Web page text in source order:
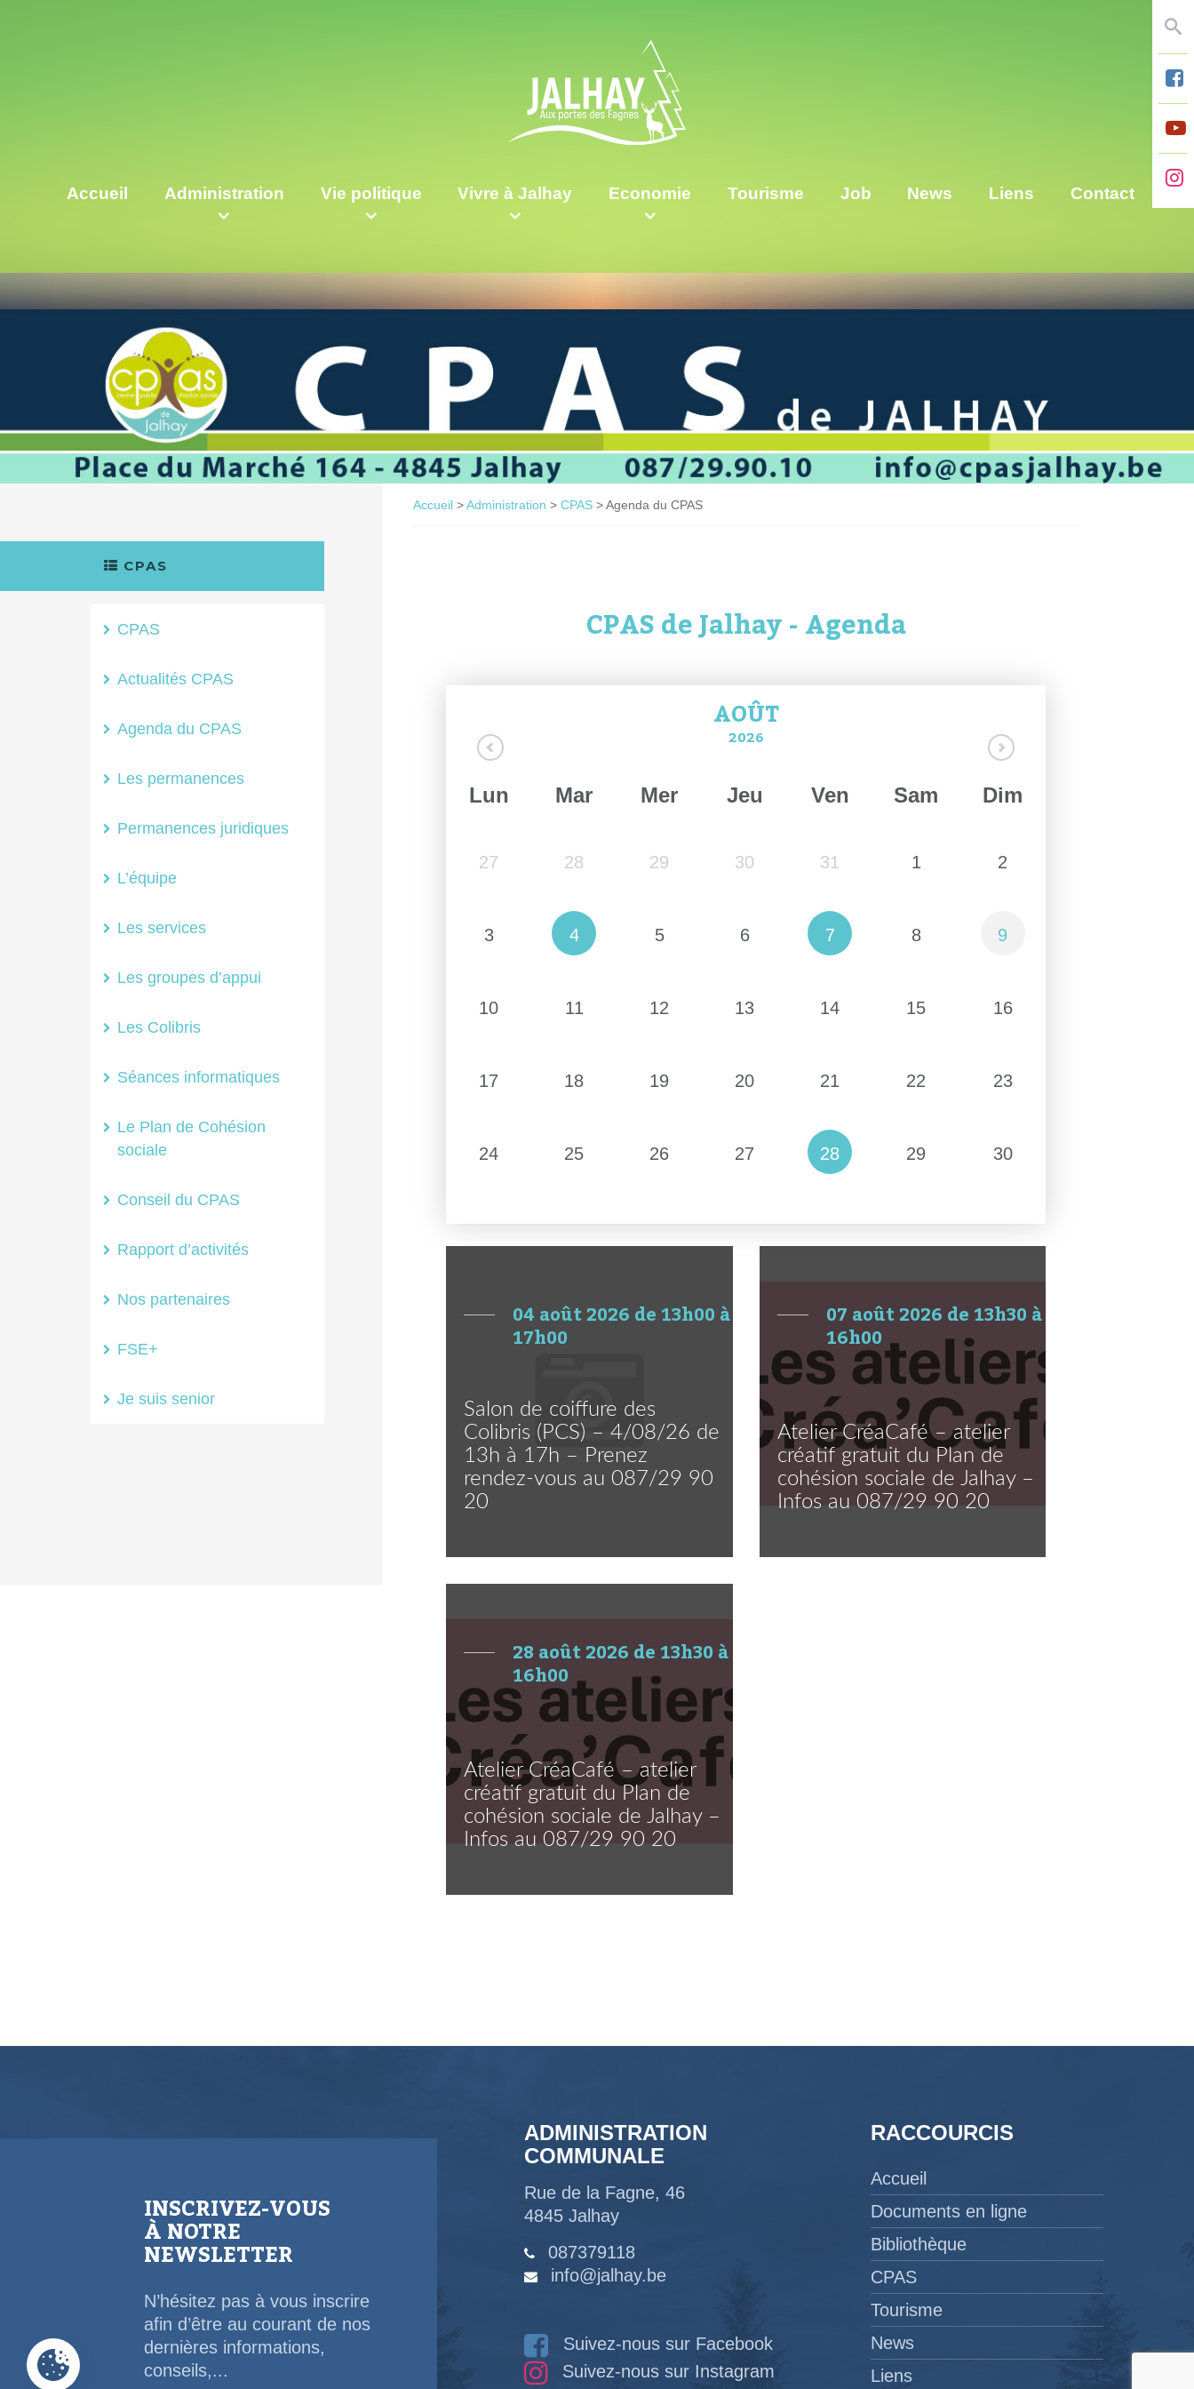
Accueil Administration Vie politique Vivre à Jalhay Economie Tourisme Job News Liens Contact
CPAS
CPAS
Actualités CPAS
Agenda du CPAS
Les permanences
Permanences juridiques
L’équipe
Les services
Les groupes d’appui
Les Colibris
Séances informatiques
Le Plan de Cohésion
sociale
Conseil du CPAS
Rapport d’activités
Nos partenaires
FSE+
Je suis senior
Accueil>Administration > CPAS>Agenda du CPAS
CPAS de Jalhay - Agenda
AOÛT
2026
Lun Mar Mer Jeu Ven Sam Dim
27 28 29 30 31 1 2
3 4 5 6 7 8 9
10 11 12 13 14 15 16
17 18 19 20 21 22 23
24 25 26 27 28 29 30
04 août 2026 de 13h00 à
17h00
Salon de coiffure des
Colibris (PCS) – 4/08/26 de
13h à 17h – Prenez
rendez-vous au 087/29 90
20
07 août 2026 de 13h30 à
16h00
Atelier CréaCafé – atelier
créatif gratuit du Plan de
cohésion sociale de Jalhay –
Infos au 087/29 90 20
28 août 2026 de 13h30 à
16h00
Atelier CréaCafé – atelier
créatif gratuit du Plan de
cohésion sociale de Jalhay –
Infos au 087/29 90 20
INSCRIVEZ-VOUS
À NOTRE
NEWSLETTER
N’hésitez pas à vous inscrire
afin d’être au courant de nos
dernières informations,
conseils,...
ADMINISTRATION
COMMUNALE
Rue de la Fagne, 46
4845 Jalhay
087379118
info@jalhay.be
Suivez-nous sur Facebook
Suivez-nous sur Instagram
RACCOURCIS
Accueil
Documents en ligne
Bibliothèque
CPAS
Tourisme
News
Liens